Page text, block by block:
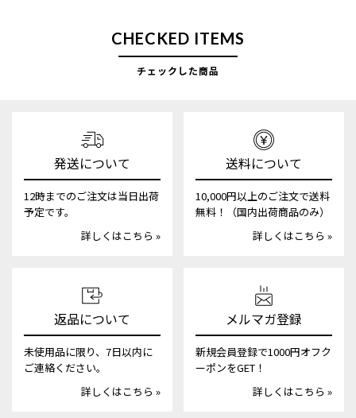
CHECKED ITEMS
チェックした商品
発送について
12時までのご注文は当日出荷
予定です。
詳しくはこちら »
送料について
10,000円以上のご注文で送料
無料！（国内出荷商品のみ）
詳しくはこちら »
返品について
未使用品に限り、7日以内に
ご連絡ください。
詳しくはこちら »
メルマガ登録
新規会員登録で1000円オフク
ーポンをGET！
詳しくはこちら »